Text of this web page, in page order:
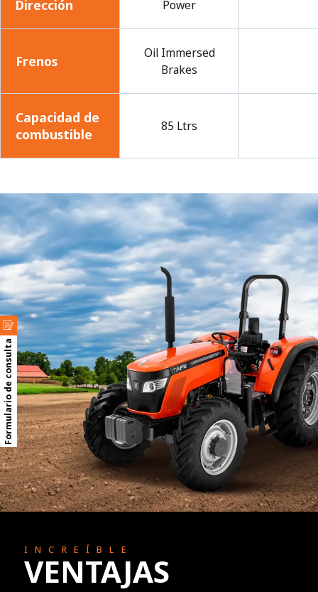
Formulario de consulta
Dirección Power
Frenos
Oil Immersed
Brakes
Capacidad de
combustible
85 Ltrs
INCREÍBLE
VENTAJAS